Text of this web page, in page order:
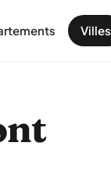
Villes